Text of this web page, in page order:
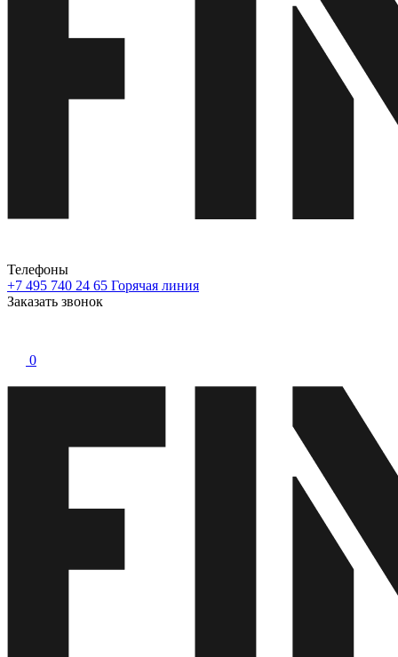
Телефоны
+7 495 740 24 65 Горячая линия
Заказать звонок
0